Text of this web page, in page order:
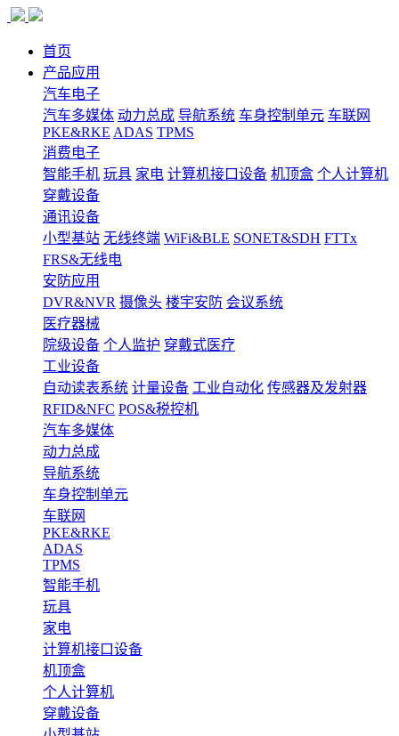
首页
产品应用
汽车电子
汽车多媒体 动力总成 导航系统 车身控制单元 车联网
PKE&RKE ADAS TPMS
消费电子
智能手机 玩具 家电 计算机接口设备 机顶盒 个人计算机
穿戴设备
通讯设备
小型基站 无线终端 WiFi&BLE SONET&SDH FTTx
FRS&无线电
安防应用
DVR&NVR 摄像头 楼宇安防 会议系统
医疗器械
院级设备 个人监护 穿戴式医疗
工业设备
自动读表系统 计量设备 工业自动化 传感器及发射器
RFID&NFC POS&税控机
汽车多媒体
动力总成
导航系统
车身控制单元
车联网
PKE&RKE
ADAS
TPMS
智能手机
玩具
家电
计算机接口设备
机顶盒
个人计算机
穿戴设备